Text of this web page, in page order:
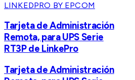
LINKEDPRO BY EPCOM
Tarjeta de Administración
Remota, para UPS Serie
RT3P de LinkePro
Tarjeta de Administración